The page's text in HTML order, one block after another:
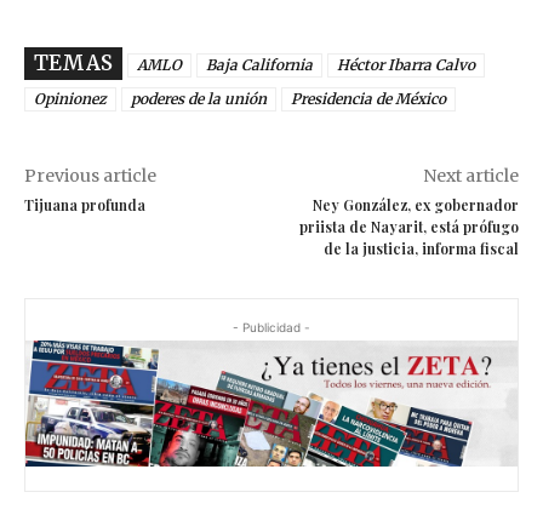
TEMAS AMLO Baja California
Héctor Ibarra Calvo
Opinionez
poderes de la unión Presidencia de México
Previous article
Tijuana profunda
Next article
Ney González, ex gobernador
priista de Nayarit, está prófugo
de la justicia, informa fiscal
- Publicidad -